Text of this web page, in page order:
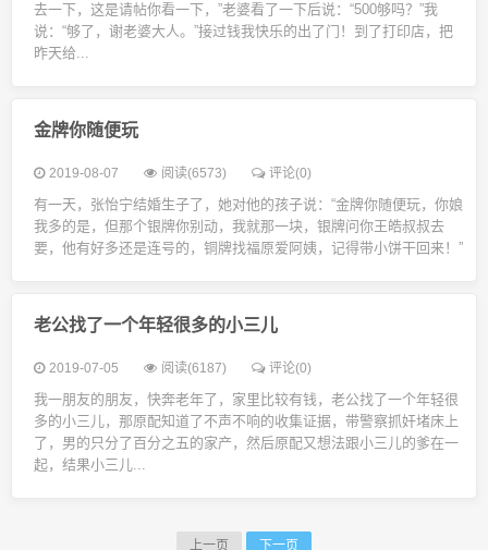
去一下，这是请帖你看一下，”老婆看了一下后说：“500够吗？”我
说：“够了，谢老婆大人。”接过钱我快乐的出了门！到了打印店，把
昨天给...
金牌你随便玩
2019-08-07 阅读(6573) 评论(0)
有一天，张怡宁结婚生子了，她对他的孩子说：“金牌你随便玩，你娘
我多的是，但那个银牌你别动，我就那一块，银牌问你王皓叔叔去
要，他有好多还是连号的，铜牌找福原爱阿姨，记得带小饼干回来！”
老公找了一个年轻很多的小三儿
2019-07-05 阅读(6187) 评论(0)
我一朋友的朋友，快奔老年了，家里比较有钱，老公找了一个年轻很
多的小三儿，那原配知道了不声不响的收集证据，带警察抓奸堵床上
了，男的只分了百分之五的家产，然后原配又想法跟小三儿的爹在一
起，结果小三儿...
上一页 下一页